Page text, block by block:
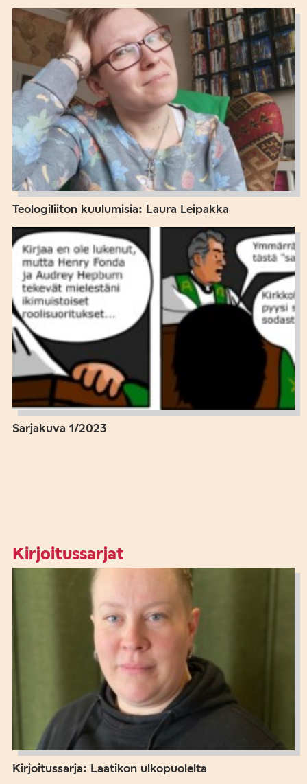
Teologiliiton kuulumisia: Laura Leipakka
Sarjakuva 1/2023
Kirjoitussarjat
Kirjoitussarja: Laatikon ulkopuolelta